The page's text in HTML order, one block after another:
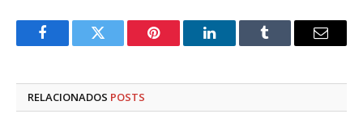
FacebookTwitter Pinterest LinkedInTumblr
E-
RELACIONADOS POSTS